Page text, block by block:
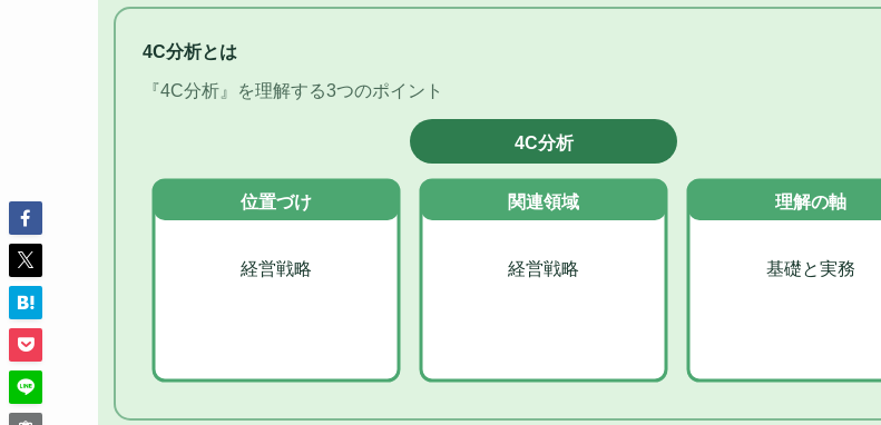
4C分析とは
『4C分析』を理解する3つのポイント
4C分析
位置づけ
経営戦略
関連領域
経営戦略
理解の軸
基礎と実務